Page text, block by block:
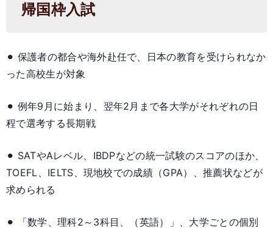
帰国枠入試
⚫︎ 保護者の都合や海外赴任で、日本の教育を受けられなか
った高校生が対象
⚫︎ 例年9月に始まり、翌年2月まで各大学がそれぞれの日
程で選考する長期戦
⚫︎ SATやAレベル、IBDPなどの統一試験のスコアのほか、
TOEFL、IELTS、現地校での成績（GPA）、推薦状などが
求められる
⚫︎ 「数学、理科2～3科目、（英語）」、大学ごとの個別